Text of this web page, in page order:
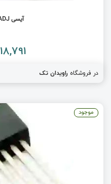
آیسی LM2575T-ADJ
18,791 تومان
در فروشگاه راویدان تک
موجود